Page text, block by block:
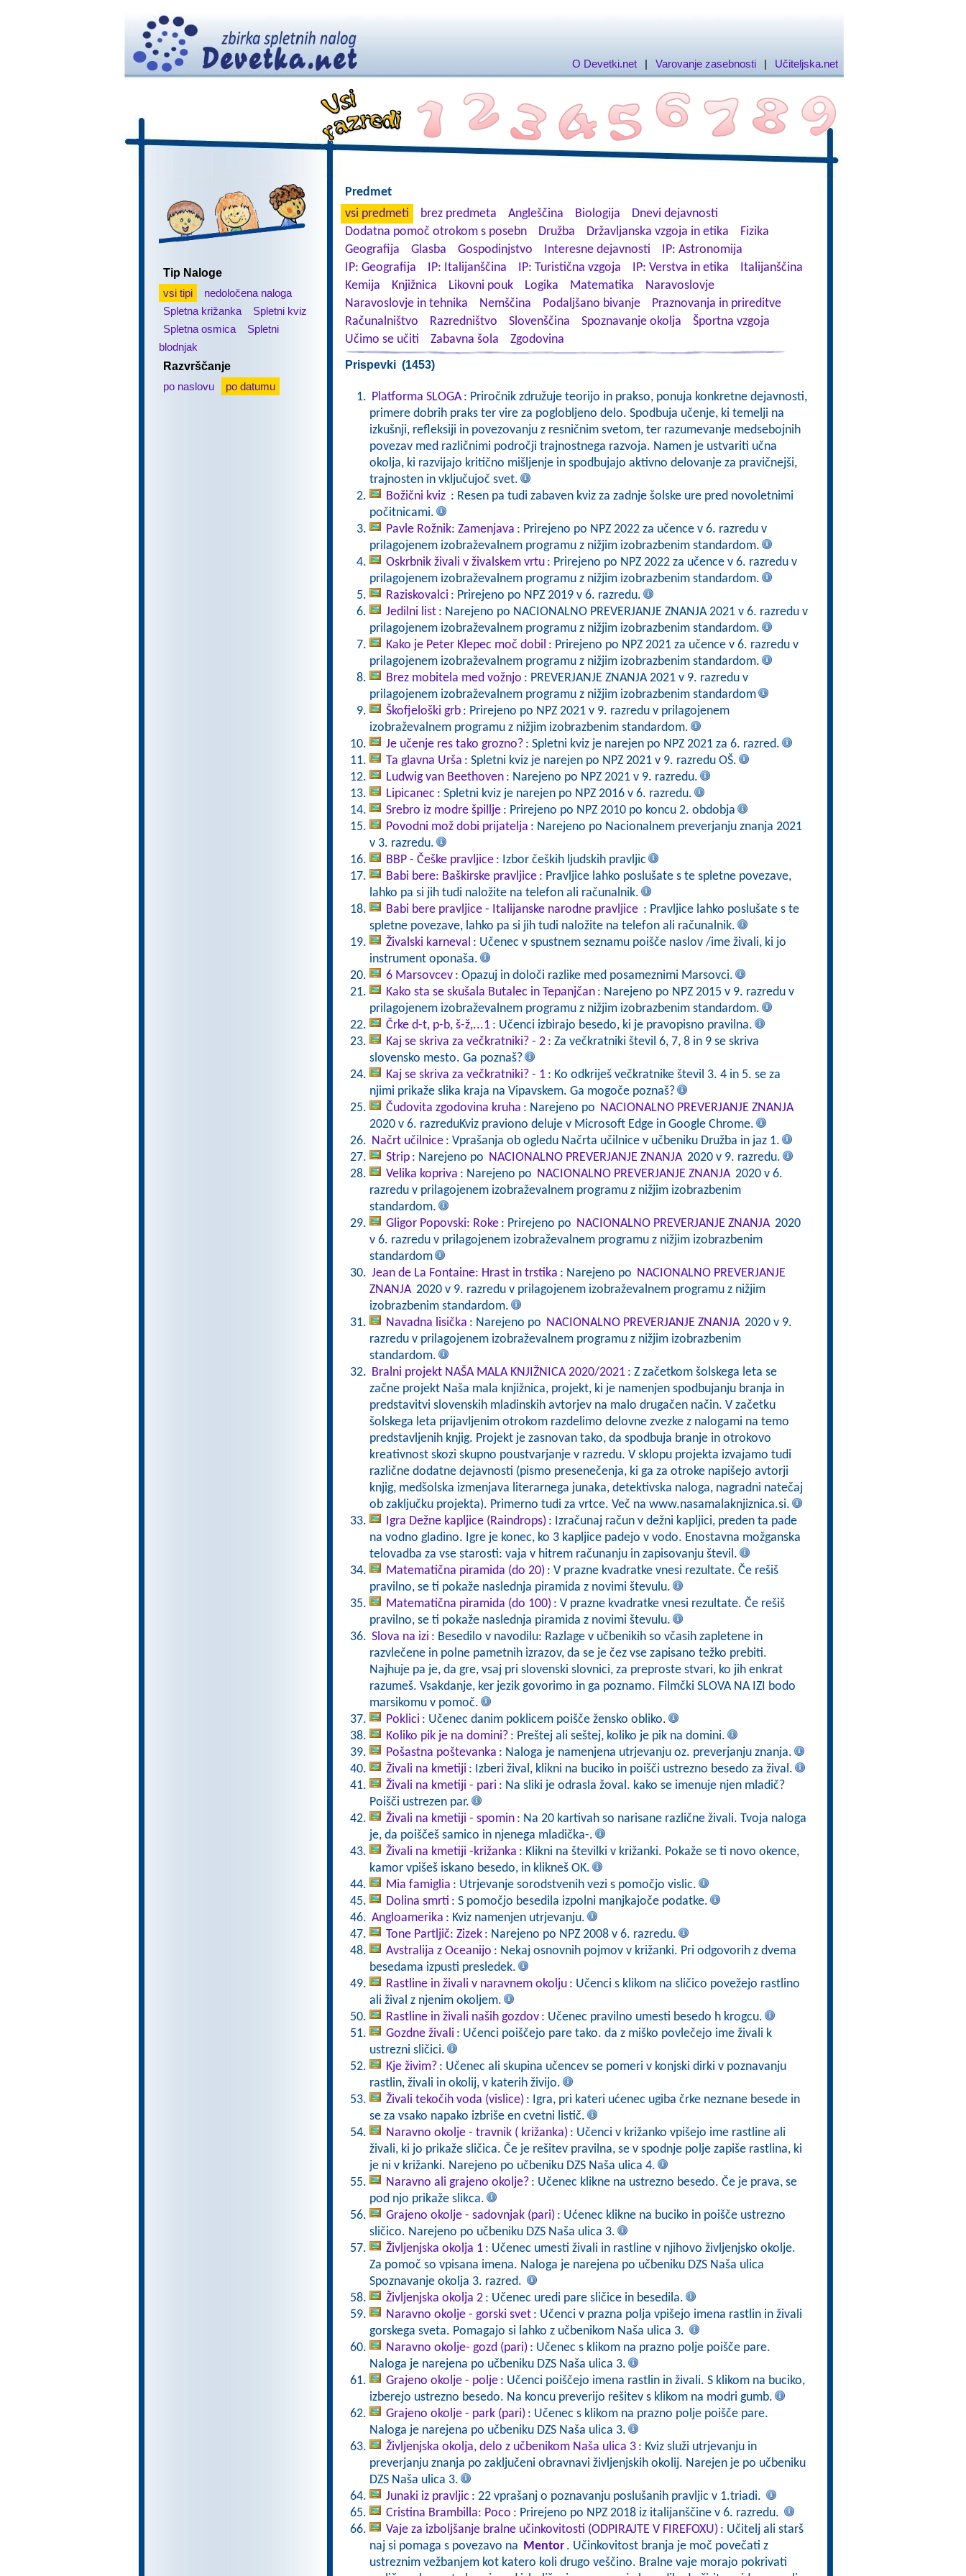
O Devetki.net | Varovanje zasebnosti | Učiteljska.net
Tip Naloge
vsi tipi
nedoločena naloga
Spletna križanka
Spletni kviz
Spletna osmica
Spletni
blodnjak
Razvrščanje
po naslovu
po datumu
Predmet
vsi predmeti
brez predmeta Angleščina Biologija
Dnevi dejavnosti
Dodatna pomoč otrokom s posebn
Družba Državljanska vzgoja in etika
Fizika
Geografija
Glasba Gospodinjstvo Interesne dejavnosti
IP: Astronomija
IP: Geografija
IP: Italijanščina IP: Turistična vzgoja IP: Verstva in etika
Italijanščina
Kemija
Knjižnica Likovni pouk Logika Matematika
Naravoslovje
Naravoslovje in tehnika
Nemščina Podaljšano bivanje
Praznovanja in prireditve
Računalništvo
Razredništvo Slovenščina Spoznavanje okolja
Športna vzgoja
Učimo se učiti
Zabavna šola Zgodovina
Prispevki (1453)
Platforma SLOGA : Priročnik združuje teorijo in prakso, ponuja konkretne dejavnosti,
primere dobrih praks ter vire za poglobljeno delo. Spodbuja učenje, ki temelji na
izkušnji, refleksiji in povezovanju z resničnim svetom, ter razumevanje medsebojnih
povezav med različnimi področji trajnostnega razvoja. Namen je ustvariti učna
okolja, ki razvijajo kritično mišljenje in spodbujajo aktivno delovanje za pravičnejši,
trajnosten in vključujoč svet.
Božični kviz : Resen pa tudi zabaven kviz za zadnje šolske ure pred novoletnimi
počitnicami.
Pavle Rožnik: Zamenjava : Prirejeno po NPZ 2022 za učence v 6. razredu v
prilagojenem izobraževalnem programu z nižjim izobrazbenim standardom.
Oskrbnik živali v živalskem vrtu : Prirejeno po NPZ 2022 za učence v 6. razredu v
prilagojenem izobraževalnem programu z nižjim izobrazbenim standardom.
Raziskovalci : Prirejeno po NPZ 2019 v 6. razredu.
Jedilni list : Narejeno po NACIONALNO PREVERJANJE ZNANJA 2021 v 6. razredu v
prilagojenem izobraževalnem programu z nižjim izobrazbenim standardom.
Kako je Peter Klepec moč dobil : Prirejeno po NPZ 2021 za učence v 6. razredu v
prilagojenem izobraževalnem programu z nižjim izobrazbenim standardom.
Brez mobitela med vožnjo : PREVERJANJE ZNANJA 2021 v 9. razredu v
prilagojenem izobraževalnem programu z nižjim izobrazbenim standardom
Škofjeloški grb : Prirejeno po NPZ 2021 v 9. razredu v prilagojenem
izobraževalnem programu z nižjim izobrazbenim standardom.
Je učenje res tako grozno? : Spletni kviz je narejen po NPZ 2021 za 6. razred.
Ta glavna Urša : Spletni kviz je narejen po NPZ 2021 v 9. razredu OŠ.
Ludwig van Beethoven : Narejeno po NPZ 2021 v 9. razredu.
Lipicanec : Spletni kviz je narejen po NPZ 2016 v 6. razredu.
Srebro iz modre špillje : Prirejeno po NPZ 2010 po koncu 2. obdobja
Povodni mož dobi prijatelja : Narejeno po Nacionalnem preverjanju znanja 2021
v 3. razredu.
BBP - Češke pravljice : Izbor čeških ljudskih pravljic
Babi bere: Baškirske pravljice : Pravljice lahko poslušate s te spletne povezave,
lahko pa si jih tudi naložite na telefon ali računalnik.
Babi bere pravljice - Italijanske narodne pravljice : Pravljice lahko poslušate s te
spletne povezave, lahko pa si jih tudi naložite na telefon ali računalnik.
Živalski karneval : Učenec v spustnem seznamu poišče naslov /ime živali, ki jo
instrument oponaša.
6 Marsovcev : Opazuj in določi razlike med posameznimi Marsovci.
Kako sta se skušala Butalec in Tepanjčan : Narejeno po NPZ 2015 v 9. razredu v
prilagojenem izobraževalnem programu z nižjim izobrazbenim standardom.
Črke d-t, p-b, š-ž,...1 : Učenci izbirajo besedo, ki je pravopisno pravilna.
Kaj se skriva za večkratniki? - 2 : Za večkratniki števil 6, 7, 8 in 9 se skriva
slovensko mesto. Ga poznaš?
Kaj se skriva za večkratniki? - 1 : Ko odkriješ večkratnike števil 3. 4 in 5. se za
njimi prikaže slika kraja na Vipavskem. Ga mogoče poznaš?
Čudovita zgodovina kruha : Narejeno po NACIONALNO PREVERJANJE ZNANJA
2020 v 6. razreduKviz praviono deluje v Microsoft Edge in Google Chrome.
Načrt učilnice : Vprašanja ob ogledu Načrta učilnice v učbeniku Družba in jaz 1.
Strip : Narejeno po NACIONALNO PREVERJANJE ZNANJA 2020 v 9. razredu.
Velika kopriva : Narejeno po NACIONALNO PREVERJANJE ZNANJA 2020 v 6.
razredu v prilagojenem izobraževalnem programu z nižjim izobrazbenim
standardom.
Gligor Popovski: Roke : Prirejeno po NACIONALNO PREVERJANJE ZNANJA 2020
v 6. razredu v prilagojenem izobraževalnem programu z nižjim izobrazbenim
standardom
Jean de La Fontaine: Hrast in trstika : Narejeno po NACIONALNO PREVERJANJE
ZNANJA 2020 v 9. razredu v prilagojenem izobraževalnem programu z nižjim
izobrazbenim standardom.
Navadna lisička : Narejeno po NACIONALNO PREVERJANJE ZNANJA 2020 v 9.
razredu v prilagojenem izobraževalnem programu z nižjim izobrazbenim
standardom.
Bralni projekt NAŠA MALA KNJIŽNICA 2020/2021 : Z začetkom šolskega leta se
začne projekt Naša mala knjižnica, projekt, ki je namenjen spodbujanju branja in
predstavitvi slovenskih mladinskih avtorjev na malo drugačen način. V začetku
šolskega leta prijavljenim otrokom razdelimo delovne zvezke z nalogami na temo
predstavljenih knjig. Projekt je zasnovan tako, da spodbuja branje in otrokovo
kreativnost skozi skupno poustvarjanje v razredu. V sklopu projekta izvajamo tudi
različne dodatne dejavnosti (pismo presenečenja, ki ga za otroke napišejo avtorji
knjig, medšolska izmenjava literarnega junaka, detektivska naloga, nagradni natečaj
ob zaključku projekta). Primerno tudi za vrtce. Več na www.nasamalaknjiznica.si.
Igra Dežne kapljice (Raindrops) : Izračunaj račun v dežni kapljici, preden ta pade
na vodno gladino. Igre je konec, ko 3 kapljice padejo v vodo. Enostavna možganska
telovadba za vse starosti: vaja v hitrem računanju in zapisovanju števil.
Matematična piramida (do 20) : V prazne kvadratke vnesi rezultate. Če rešiš
pravilno, se ti pokaže naslednja piramida z novimi števulu.
Matematična piramida (do 100) : V prazne kvadratke vnesi rezultate. Če rešiš
pravilno, se ti pokaže naslednja piramida z novimi števulu.
Slova na izi : Besedilo v navodilu: Razlage v učbenikih so včasih zapletene in
razvlečene in polne pametnih izrazov, da se je čez vse zapisano težko prebiti.
Najhuje pa je, da gre, vsaj pri slovenski slovnici, za preproste stvari, ko jih enkrat
razumeš. Vsakdanje, ker jezik govorimo in ga poznamo. Filmčki SLOVA NA IZI bodo
marsikomu v pomoč.
Poklici : Učenec danim poklicem poišče žensko obliko.
Koliko pik je na domini? : Preštej ali seštej, koliko je pik na domini.
Pošastna poštevanka : Naloga je namenjena utrjevanju oz. preverjanju znanja.
Živali na kmetiji : Izberi žival, klikni na buciko in poišči ustrezno besedo za žival.
Živali na kmetiji - pari : Na sliki je odrasla žoval. kako se imenuje njen mladič?
Poišči ustrezen par.
Živali na kmetiji - spomin : Na 20 kartivah so narisane različne živali. Tvoja naloga
je, da poiščeš samico in njenega mladička-.
Živali na kmetiji -križanka : Klikni na številki v križanki. Pokaže se ti novo okence,
kamor vpišeš iskano besedo, in klikneš OK.
Mia famiglia : Utrjevanje sorodstvenih vezi s pomočjo vislic.
Dolina smrti : S pomočjo besedila izpolni manjkajoče podatke.
Angloamerika : Kviz namenjen utrjevanju.
Tone Partljič: Zizek : Narejeno po NPZ 2008 v 6. razredu.
Avstralija z Oceanijo : Nekaj osnovnih pojmov v križanki. Pri odgovorih z dvema
besedama izpusti presledek.
Rastline in živali v naravnem okolju : Učenci s klikom na sličico povežejo rastlino
ali žival z njenim okoljem.
Rastline in živali naših gozdov : Učenec pravilno umesti besedo h krogcu.
Gozdne živali : Učenci poiščejo pare tako. da z miško povlečejo ime živali k
ustrezni sličici.
Kje živim? : Učenec ali skupina učencev se pomeri v konjski dirki v poznavanju
rastlin, živali in okolij, v katerih živijo.
Živali tekočih voda (vislice) : Igra, pri kateri ućenec ugiba črke neznane besede in
se za vsako napako izbriše en cvetni listič.
Naravno okolje - travnik ( križanka) : Učenci v križanko vpišejo ime rastline ali
živali, ki jo prikaže sličica. Če je rešitev pravilna, se v spodnje polje zapiše rastlina, ki
je ni v križanki. Narejeno po učbeniku DZS Naša ulica 4.
Naravno ali grajeno okolje? : Učenec klikne na ustrezno besedo. Če je prava, se
pod njo prikaže slikca.
Grajeno okolje - sadovnjak (pari) : Ućenec klikne na buciko in poišče ustrezno
sličico. Narejeno po učbeniku DZS Naša ulica 3.
Življenjska okolja 1 : Učenec umesti živali in rastline v njihovo življenjsko okolje.
Za pomoč so vpisana imena. Naloga je narejena po učbeniku DZS Naša ulica
Spoznavanje okolja 3. razred.
Življenjska okolja 2 : Učenec uredi pare sličice in besedila.
Naravno okolje - gorski svet : Učenci v prazna polja vpišejo imena rastlin in živali
gorskega sveta. Pomagajo si lahko z učbenikom Naša ulica 3.
Naravno okolje- gozd (pari) : Učenec s klikom na prazno polje poišče pare.
Naloga je narejena po učbeniku DZS Naša ulica 3.
Grajeno okolje - polje : Učenci poiščejo imena rastlin in živali. S klikom na buciko,
izberejo ustrezno besedo. Na koncu preverijo rešitev s klikom na modri gumb.
Grajeno okolje - park (pari) : Učenec s klikom na prazno polje poišče pare.
Naloga je narejena po učbeniku DZS Naša ulica 3.
Življenjska okolja, delo z učbenikom Naša ulica 3 : Kviz služi utrjevanju in
preverjanju znanja po zaključeni obravnavi življenjskih okolij. Narejen je po učbeniku
DZS Naša ulica 3.
Junaki iz pravljic : 22 vprašanj o poznavanju poslušanih pravljic v 1.triadi.
Cristina Brambilla: Poco : Prirejeno po NPZ 2018 iz italijanščine v 6. razredu.
Vaje za izboljšanje bralne učinkovitosti (ODPIRAJTE V FIREFOXU) : Učitelj ali starš
naj si pomaga s povezavo na Mentor . Učinkovitost branja je moč povečati z
ustreznim vežbanjem kot katero koli drugo veščino. Bralne vaje morajo pokrivati